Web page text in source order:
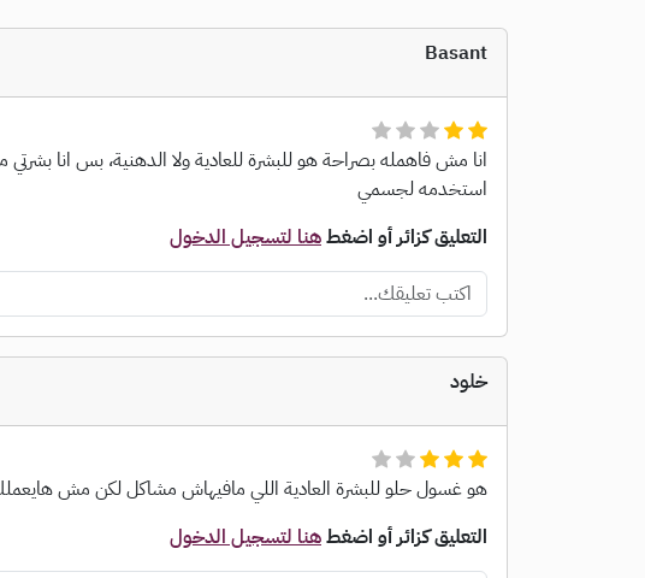
Basant
انا مش فاهمله بصراحة هو للبشرة للعادية ولا الدهنية، بس انا
استخدمه لجسمي
التعليق كزائر أو اضغطهنا لتسجيل الدخول
خلود
هو غسول حلو للبشرة العادية اللي مافيهاش مشاكل لكن مش
التعليق كزائر أو اضغطهنا لتسجيل الدخول